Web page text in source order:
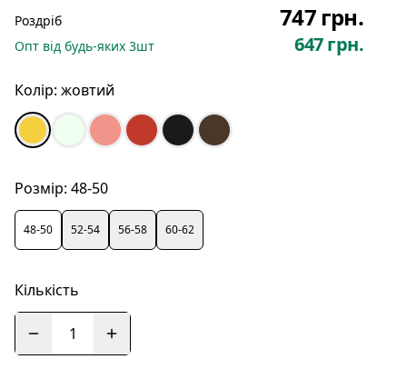
Роздріб 747 грн.
Опт від будь-яких 3шт 647 грн.
Колір: жовтий
Розмір: 48-50
48-50 52-54 56-58 60-62
Кількість
1